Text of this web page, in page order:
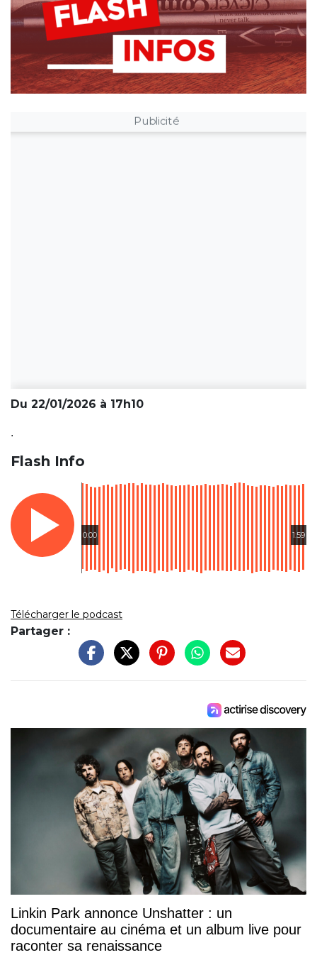
Publicité
Du 22/01/2026 à 17h10
.
Flash Info
0:00 1:59
Télécharger le podcast
Partager :
Linkin Park annonce Unshatter : un
documentaire au cinéma et un album live pour
raconter sa renaissance